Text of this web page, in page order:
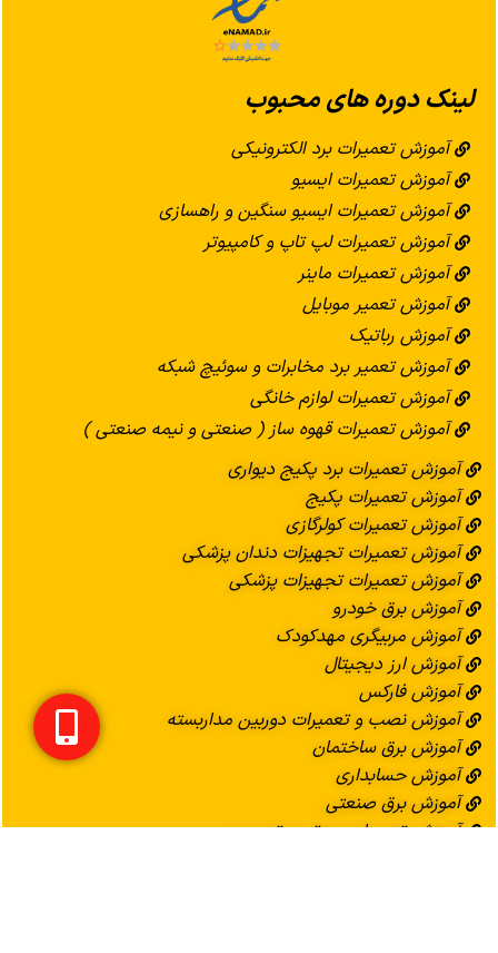
لینک دوره های محبوب
آموزش تعمیرات برد الکترونیکی
آموزش تعمیرات ایسیو
آموزش تعمیرات ایسیو سنگین و راهسازی
آموزش تعمیرات لپ تاپ و کامپیوتر
آموزش تعمیرات ماینر
آموزش تعمیر موبایل
آموزش رباتیک
آموزش تعمیر برد مخابرات و سوئیچ شبکه
آموزش تعمیرات لوازم خانگی
آموزش تعمیرات قهوه ساز ( صنعتی و نیمه صنعتی )
آموزش تعمیرات برد پکیج دیواری
آموزش تعمیرات پکیج
آموزش تعمیرات کولرگازی
آموزش تعمیرات تجهیزات دندان پزشکی
آموزش تعمیرات تجهیزات پزشکی
آموزش برق خودرو
آموزش مربیگری مهدکودک
آموزش ارز دیجیتال
آموزش فارکس
آموزش نصب و تعمیرات دوربین مداربسته
آموزش برق ساختمان
آموزش حسابداری
آموزش برق صنعتی
آموزش تعمیرات صوتی و تصویری